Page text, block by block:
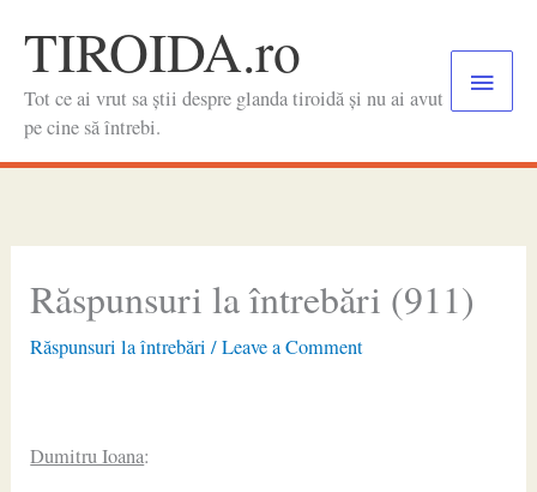
contentTIROIDA.ro
Tot ce ai vrut sa știi despre glanda tiroidă și nu ai avut
pe cine să întrebi.
Main
Răspunsuri la întrebări (911)
Răspunsuri la întrebări /Leave a Comment
Dumitru Ioana: